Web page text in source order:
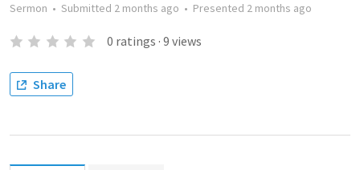
Sermon • Submitted 2 months ago • Presented 2 months ago
0 ratings · 9 views
Share